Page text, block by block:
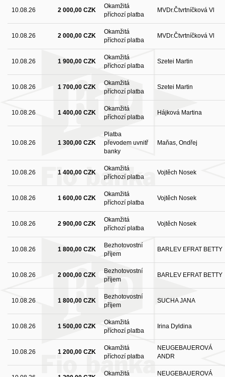
10.08.26 2 000,00 CZK
Okamžitá
příchozí platba
MVDr.Čtvrtníčková Vl
10.08.26 2 000,00 CZK
Okamžitá
příchozí platba
MVDr.Čtvrtníčková Vl
10.08.26 1 900,00 CZK
Okamžitá
příchozí platba
Szetei Martin
10.08.26 1 700,00 CZK
Okamžitá
příchozí platba
Szetei Martin
10.08.26 1 400,00 CZK
Okamžitá
příchozí platba
Hájková Martina
10.08.26 1 300,00 CZK
Platba
převodem uvnitř
banky
Maňas, Ondřej
10.08.26 1 400,00 CZK
Okamžitá
příchozí platba
Vojtěch Nosek
10.08.26 1 600,00 CZK
Okamžitá
příchozí platba
Vojtěch Nosek
10.08.26 2 900,00 CZK
Okamžitá
příchozí platba
Vojtěch Nosek
10.08.26 1 800,00 CZK
Bezhotovostní
příjem
BARLEV EFRAT BETTY
10.08.26 2 000,00 CZK
Bezhotovostní
příjem
BARLEV EFRAT BETTY
10.08.26 1 800,00 CZK
Bezhotovostní
příjem
SUCHA JANA
10.08.26 1 500,00 CZK
Okamžitá
příchozí platba
Irina Dyldina
10.08.26 1 200,00 CZK
Okamžitá
příchozí platba
NEUGEBAUEROVÁ
ANDR
Okamžitá
NEUGEBAUEROVÁ